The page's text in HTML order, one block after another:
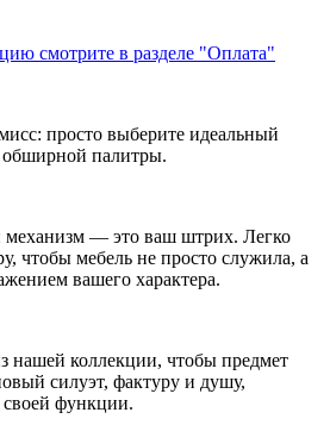
смотрите в разделе "Оплата"
просто выберите идеальный
обширной палитры.
механизм — это ваш штрих. Легко
чтобы мебель не просто служила, а
вашего характера.
нашей коллекции, чтобы предмет
силуэт, фактуру и душу,
своей функции.